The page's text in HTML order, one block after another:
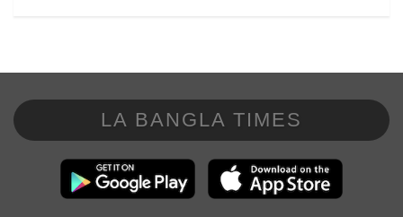
LA BANGLA TIMES